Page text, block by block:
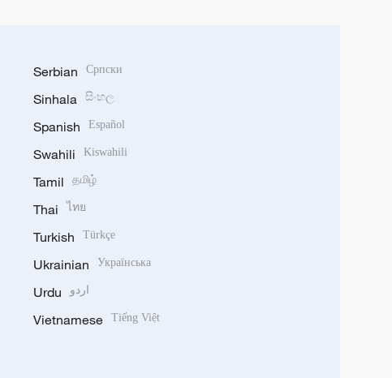
Serbian Српски
Sinhala සිංහල
Spanish Español
Swahili Kiswahili
Tamil தமிழ்
Thai ไทย
Turkish Türkçe
Ukrainian Українська
Urdu اردو
Vietnamese Tiếng Việt